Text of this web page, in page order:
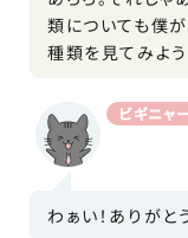
類についても僕
種類を見てみよう
ビギニャ
わぁい！ありがと